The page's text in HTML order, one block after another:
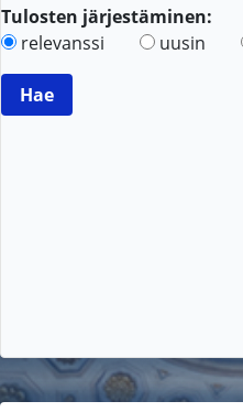
Tulosten järjestäminen:
relevanssi
uusin